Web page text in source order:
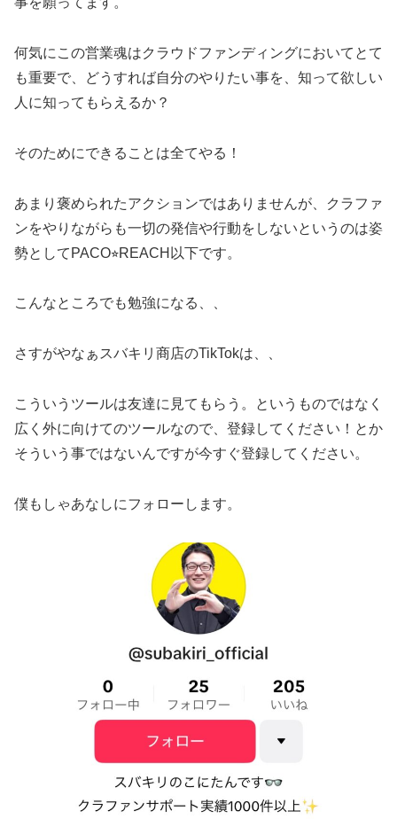
何気にこの営業魂はクラウドファンディングにおいてとて
も重要で、どうすれば自分のやりたい事を、知って欲しい
人に知ってもらえるか？
そのためにできることは全てやる！
あまり褒められたアクションではありませんが、クラファ
ンをやりながらも一切の発信や行動をしないというのは姿
勢としてPACO⭐︎REACH以下です。
こんなところでも勉強になる、、
さすがやなぁスバキリ商店のTikTokは、、
こういうツールは友達に見てもらう。というものではなく
広く外に向けてのツールなので、登録してください！とか
そういう事ではないんですが今すぐ登録してください。
僕もしゃあなしにフォローします。